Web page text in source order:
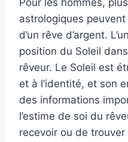
Pour les hommes,
astrologiques
d’un rêve d’argent.
position du Soleil
rêveur. Le Soleil est
et à l’identité, et son
des informations
l’estime de soi du
recevoir ou de trouver